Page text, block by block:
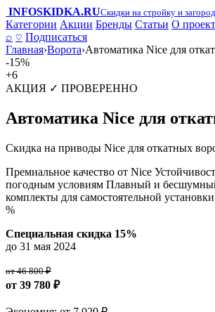
INFOSKIDKA.RUСкидки на стройку и
Категории Акции Бренды Статьи О
⌕ ♡ Подписаться
Главная›Ворота›Автоматика Nice для
-15%
+6
АКЦИЯ ✓ ПРОВЕРЕННО
Автоматика Nice для
Скидка на приводы Nice для откатных
Премиальное качество от Nice
погодным условиям Плавный и
комплекты для самостоятельной установки
%
Специальная скидка 15%
до 31 мая 2024
от 46 800 ₽
от 39 780 ₽